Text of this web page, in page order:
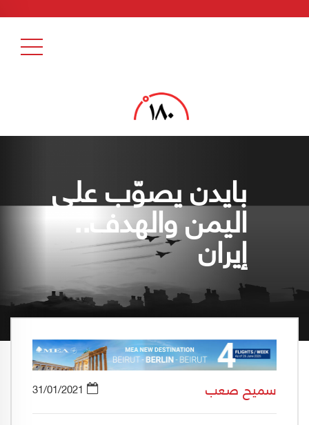
بايدن يصوّب على
اليمن والهدف..
إيران
سميح صعب 31/01/2021